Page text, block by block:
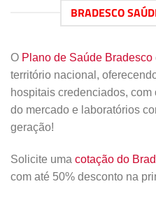
BRADESCO
O Plano de Saúde Bradesco
território nacional,
hospitais credenciados,
do mercado e laboratórios
geração!
Solicite uma cotação do
com até 50% desconto na